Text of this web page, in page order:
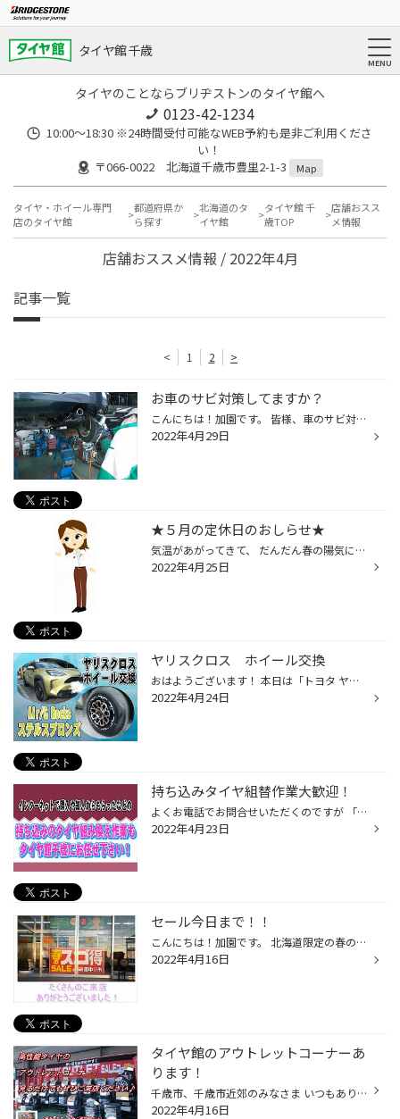
タイヤ館 千歳
タイヤのことならブリヂストンのタイヤ館へ
0123-42-1234
10:00～18:30 ※24時間受付可能なWEB予約も是非ご利用くださ
い！
〒066-0022 北海道千歳市豊里2-1-3
Map
タイヤ・ホイール専門
店のタイヤ館
都道府県か
ら探す
北海道のタ
イヤ館
タイヤ館 千
歳TOP
店舗おスス
メ情報
店舗おススメ情報 / 2022年4月
記事一覧
< 1 2 >
お車のサビ対策してますか？
こんにちは！加園です。 皆様、車のサビ対策はしていますか？ 錆を放っておくと穴が空いてしまう事も。。(>_<) 大きな出費につながります(;_:) タイヤ館では 塩カル防錆剤コーティング おすすめしてます！！ 錆の進行を遅らせます！ 作業時間も20～30分くらいでできますよ！ そして！！タイヤ交換・...
2022年4月29日
★５月の定休日のおしらせ★
気温があがってきて、 だんだん春の陽気になってきましたね！！ 5月の定休日をお知らせします！！ 5月6日（金） 5月11日（水） 5月18日（水） 5月25日（水） ５月は、連休中の水曜日（6日）は 営業しておりますので お間違えの無いようにご来店ください！！
2022年4月25日
ヤリスクロス ホイール交換
おはようございます！ 本日は「トヨタ ヤリスクロス」のアルミホイール交換です！ 今回取り付けたのは 4ｘ4エンジニアリングサービスの Air/G Rocks 16ｘ70 ＋35 です。 車体カラーに合ってます！ ハブリングとブラックナット・ロックナットも一緒にお取り付けです 今装着している新車添付タイヤの...
2022年4月24日
持ち込みタイヤ組替作業大歓迎！
よくお電話でお問合せいただくのですが 「ネットで買ったタイヤの組み替えできますか？」 「空のタイヤ別で持ってて組み替えたいんですけど」 とご相談をいただきますが タイヤ館千歳は持ち込みのタイヤの作業も承っております！ お車・タイヤサイズ・ランフラットタイヤかどうかで 作業費用がかわ...
2022年4月23日
セール今日まで！！
こんにちは！加園です。 北海道限定の春のスゴ得セール今日で終了です。。 たくさんのご来店ありがとうございました！ 600 全国で開催のスゴ得セールは ５月８日まで開催しています(*'ω'*) それから。。タイヤ交換予約 したいけどいっぱいでできない！！ という方いませんか？ タイヤ館では当日受付...
2022年4月16日
タイヤ館のアウトレットコーナーあ
ります！
千歳市、千歳市近郊のみなさま いつもありがとうございます！ タイヤ館千歳です～♪ みなさんはもう夏タイヤ交換はお済ですか？ 本日は天気も良く 千歳市は15℃まで気温があがるみたいです。 ま・さ・に・・・ タイヤ交換日和～ ご自宅でタイヤ交換をする方も多いでしょう～ ところで交換しようとして...
2022年4月16日